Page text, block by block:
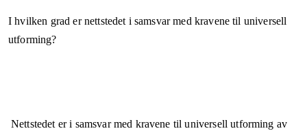
I hvilken grad er nettstedet i samsvar med kravene til universell
utforming?
Nettstedet eri samsvarmed kravene til universell utforming av